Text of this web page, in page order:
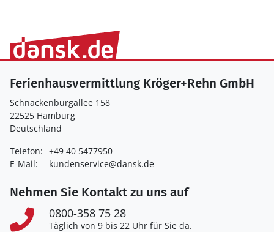
Ferienhausvermittlung Kröger+Rehn GmbH
Schnackenburgallee 158
22525 Hamburg
Deutschland
Telefon: +49 40 5477950
E-Mail:
kundenservice@dansk.de
Nehmen Sie Kontakt zu uns auf
0800-358 75 28
Täglich von 9 bis 22 Uhr für Sie da.